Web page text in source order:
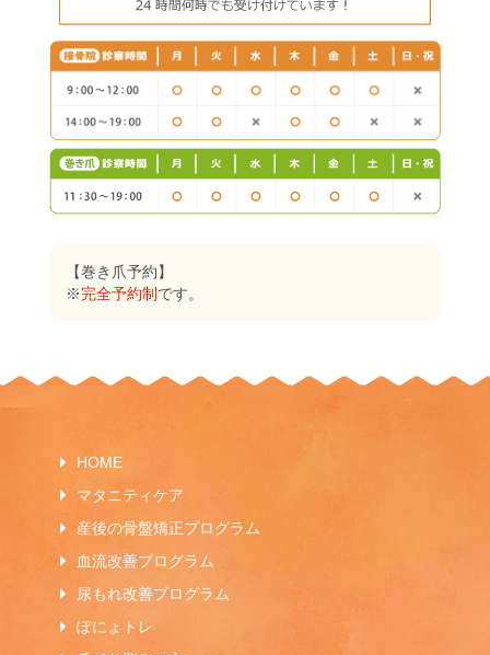
【巻き爪予約】
※完全予約制 です。
HOME
マタニティケア
産後の骨盤矯正プログラム
血流改善プログラム
尿もれ改善プログラム
ぽにょトレ